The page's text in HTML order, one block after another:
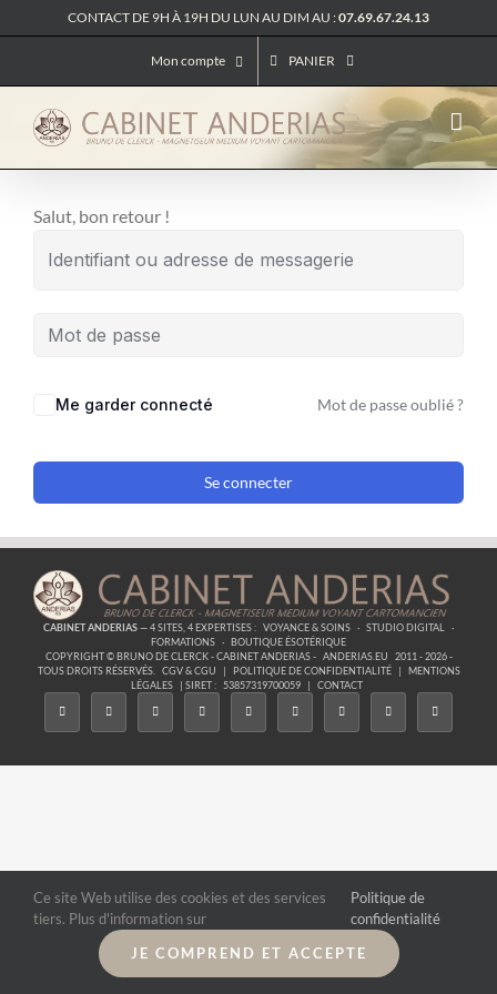
au
CONTACT DE 9H À 19H DU LUN AU DIM AU :07.69.67.24.13
Mon compte PANIER
Salut, bon retour !
Me garder connecté Mot de passe oublié ?
Se connecter
CABINET ANDERIAS— 4 SITES, 4 EXPERTISES : VOYANCE & SOINS · STUDIO DIGITAL
·
FORMATIONS · BOUTIQUE ÉSOTÉRIQUE
COPYRIGHT © BRUNO DE CLERCK - CABINET ANDERIAS - ANDERIAS.EU
2011 - 2026 -
TOUS DROITS RÉSERVÉS.
CGV & CGU | POLITIQUE DE CONFIDENTIALITÉ |
MENTIONS
LÉGALES
| SIRET : 53857319700059 | CONTACT
Ce site Web utilise des cookies et des services
tiers. Plus d'information sur
Politique de
confidentialité
JE COMPREND ET ACCEPTE